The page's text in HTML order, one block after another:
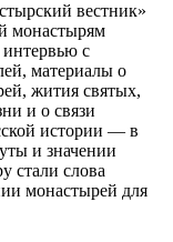
вестник»
монастырям
интервью с
материалы о
жития святых,
и о связи
истории — в
и значении
стали слова
монастырей для